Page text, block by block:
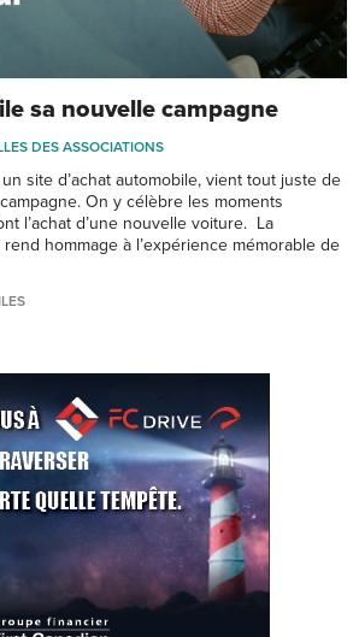
sa nouvelle campagne
DES ASSOCIATIONS
un site d’achat automobile, vient tout juste de
On y célèbre les moments
l’achat d’une nouvelle voiture. La
hommage à l’expérience mémorable de